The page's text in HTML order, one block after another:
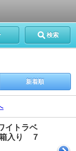
検索
新着順
イトラベ
入り ７